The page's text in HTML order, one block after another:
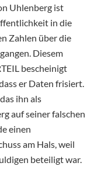
Uhlenberg ist
in die
Zahlen über die
Diesem
bescheinigt
er Daten frisiert.
ihn als
auf seiner falschen
einen
am Hals, weil
beteiligt war.